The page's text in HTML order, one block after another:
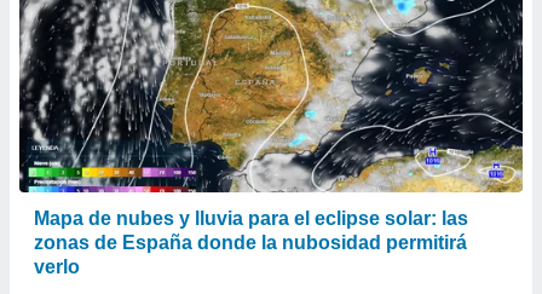
Mapa de nubes y lluvia para el eclipse solar: las
zonas de España donde la nubosidad permitirá
verlo